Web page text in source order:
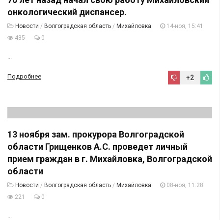
онкологический диспансер.
Новости / Волгоградская область / Михайловка
14-ноя, 15:41
435
0
...
Подробнее +2
13 ноября зам. прокурора Волгоградской
области Грищенков А.С. проведет личный
прием граждан в г. Михайловка, Волгоградской
области
Новости / Волгоградская область / Михайловка
08-ноя, 11:28
221
0
...